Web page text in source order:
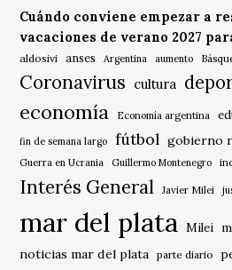
Cuándo conviene empezar a
vacaciones de verano 2027
aldosivi anses Argentina aumento
Coronavirus cultura
economía Economía argentina
fin de semana largo fútbol gobierno
Guerra en Ucrania Guillermo Montenegro
Interés General Javier Milei
mar del plata Milei
noticias mar del plata
parte diario